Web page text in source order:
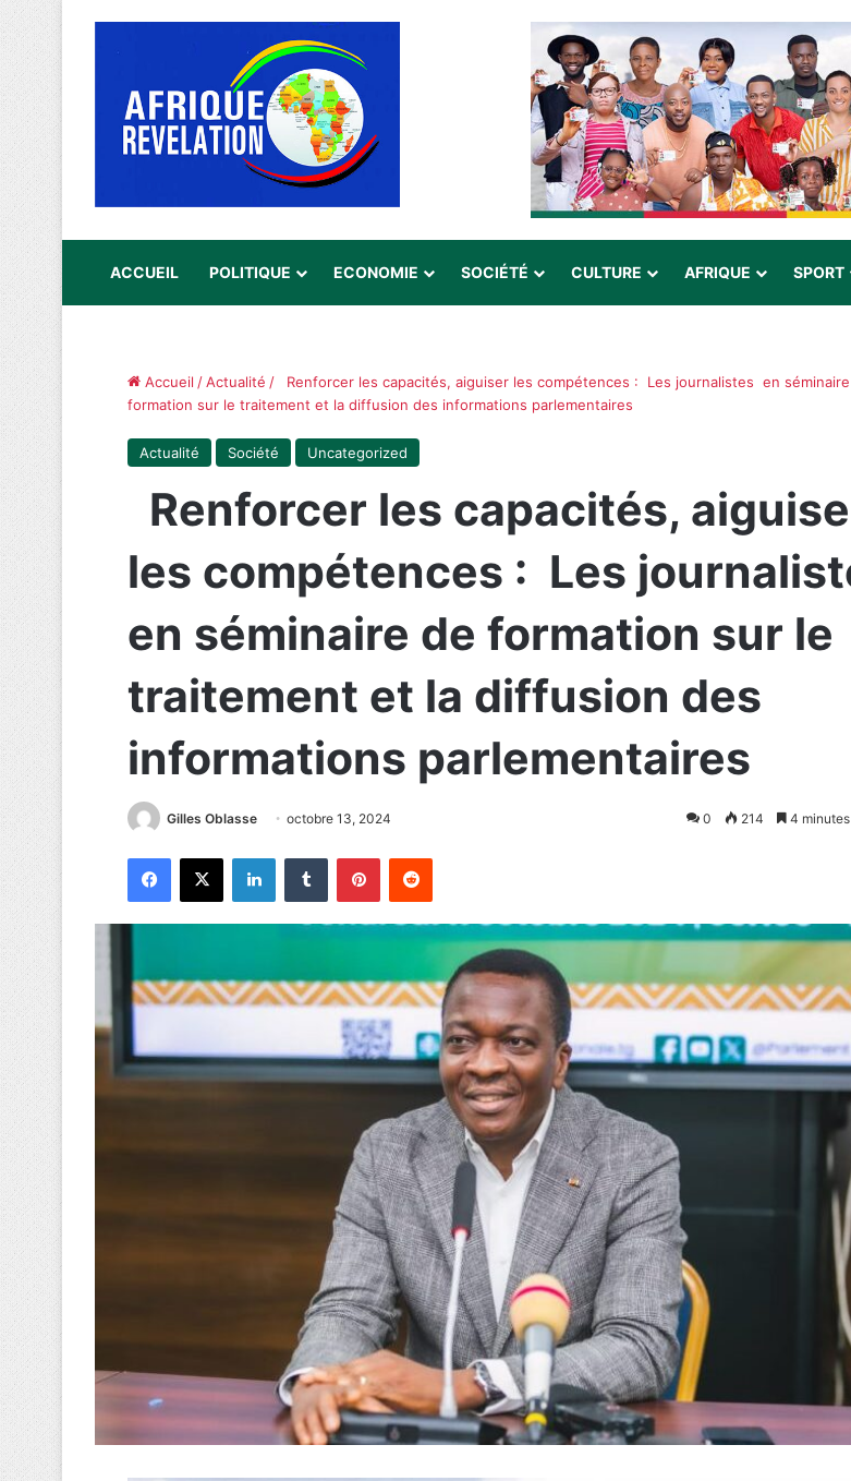
ACCUEIL POLITIQUE ECONOMIE SOCIÉTÉ CULTURE AFRIQUE SPORT
Accueil /Actualité /
Renforcer les capacités, aiguiser les compétences : Les journalistes en
formation sur le traitement et la diffusion des informations parlementaires
Actualité Société Uncategorized
Renforcer les capacités,
les compétences : Les
en séminaire de formation sur le
traitement et la diffusion des
informations parlementaires
Gilles Oblasse octobre 13, 2024 0 214 4
Facebook
X LinkedinTumblr PinterestReddit